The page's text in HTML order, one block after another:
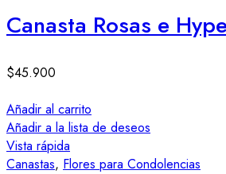
Canasta Rosas e
$45.900
Añadir al carrito
Añadir a la lista de deseos
Vista rápida
Canastas, Flores para Condolencias